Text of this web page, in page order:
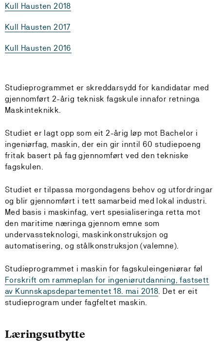
Kull Hausten 2018
Kull Hausten 2017
Kull Hausten 2016
Studieprogrammet er skreddarsydd for kandidatar med
gjennomført 2-årig teknisk fagskule innafor retninga
Maskinteknikk.
Studiet er lagt opp som eit 2-årig løp mot Bachelor i
ingeniørfag, maskin, der ein gir inntil 60 studiepoeng
fritak basert på fag gjennomført ved den tekniske
fagskulen.
Studiet er tilpassa morgondagens behov og utfordringar
og blir gjennomført i tett samarbeid med lokal industri.
Med basis i maskinfag, vert spesialiseringa retta mot
den maritime næringa gjennom emne som
undervassteknologi, maskinkonstruksjon og
automatisering, og stålkonstruksjon (valemne).
Studieprogrammet i maskin for fagskuleingeniørar føl
Forskrift om rammeplan for ingeniørutdanning, fastsett
av Kunnskapsdepartementet 18. mai 2018. Det er eit
studieprogram under fagfeltet maskin.
Læringsutbytte